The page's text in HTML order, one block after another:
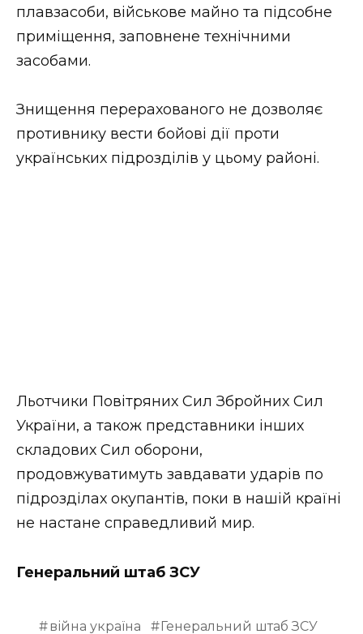
ФОТО
плавзасоби, військове майно та підсобне
приміщення, заповнене технічними
засобами.
Знищення перерахованого не дозволяє
противнику вести бойові дії проти
українських підрозділів у цьому районі.
Льотчики Повітряних Сил Збройних Сил
України, а також представники інших
складових Сил оборони,
продовжуватимуть завдавати ударів по
підрозділах окупантів, поки в нашій країні
не настане справедливий мир.
Генеральний штаб ЗСУ
війна україна
Генеральний штаб ЗСУ